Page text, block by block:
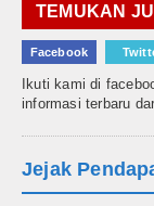
TEMUKAN
Facebook
Ikuti kami di
informasi terbaru
Jejak